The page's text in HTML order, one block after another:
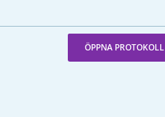
ÖPPNA PROTOKOLL